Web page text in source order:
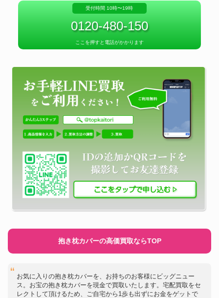
受付時間 10時〜19時
0120-480-150
ここを押すと電話がかかります
抱き枕カバーの高価買取ならTOP
お気に入りの抱き枕カバーを、お持ちのお客様にビッグニュー
ス。お宝の抱き枕カバーを現金で買取いたします。宅配買取をセ
レクトして頂けるため、ご自宅から1歩も出ずにお金をゲットで